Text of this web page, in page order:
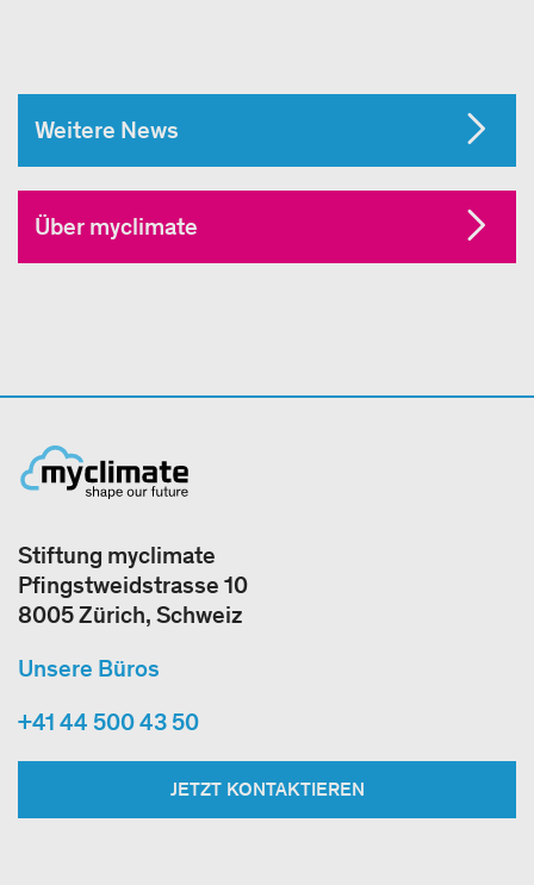
Weitere News
Über myclimate
Stiftung myclimate
Pfingstweidstrasse 10
8005 Zürich, Schweiz
Unsere Büros
+41 44 500 43 50
JETZT KONTAKTIEREN